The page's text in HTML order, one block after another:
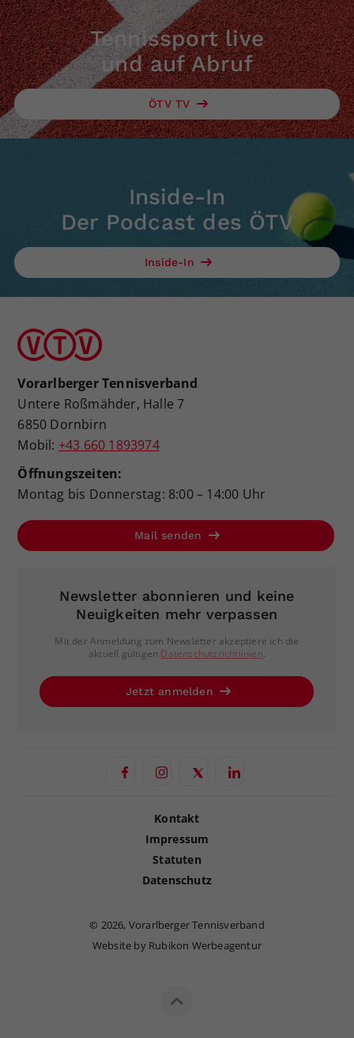
Tennissport live
und auf Abruf
ÖTV TV
Inside-In
Der Podcast des ÖTV
Inside-In
Vorarlberger Tennisverband
Untere Roßmähder, Halle 7
6850 Dornbirn
Mobil: +43 660 1893974
Öffnungszeiten:
Montag bis Donnerstag: 8:00 – 14:00 Uhr
Mail senden
Newsletter abonnieren und keine
Neuigkeiten mehr verpassen
Mit der Anmeldung zum Newsletter akzeptiere ich die
aktuell gültigen Datenschutzrichtlinien.
Jetzt anmelden
Kontakt
Impressum
Statuten
Datenschutz
© 2026, Vorarlberger Tennisverband
Website by Rubikon Werbeagentur